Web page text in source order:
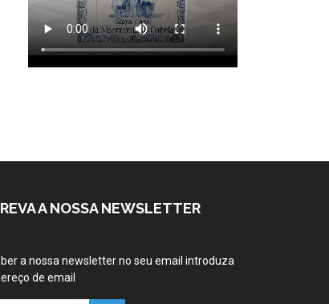
A NOSSA NEWSLETTER
a nossa newsletter no seu email introduza
de email